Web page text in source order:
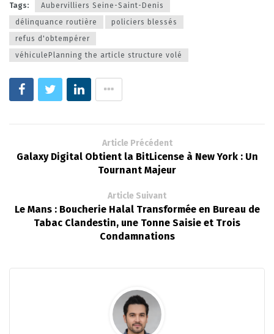
Tags:
Aubervilliers Seine-Saint-Denis
délinquance routière
policiers blessés
refus d'obtempérer
véhiculePlanning the article structure volé
Article Précédent
Galaxy Digital Obtient la BitLicense à New York : Un
Tournant Majeur
Article Suivant
Le Mans : Boucherie Halal Transformée en Bureau de
Tabac Clandestin, une Tonne Saisie et Trois
Condamnations